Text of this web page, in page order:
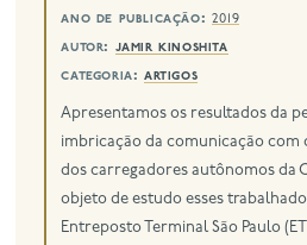
eng
ano de publicação: 2019
autor: jamir kinoshita
categoria: artigos
Apresentamos os resultados da
imbricação da comunicação
dos carregadores autônomos da
objeto de estudo esses
Entreposto Terminal São Paulo